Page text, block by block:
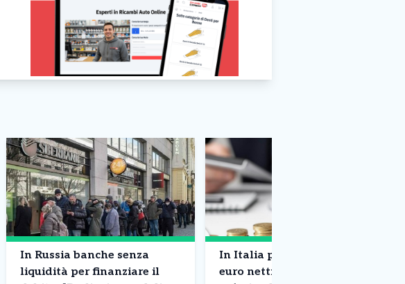
In Russia banche senza
liquidità per finanziare il
In Italia per pagare 25mila
euro netti al lavoratore,